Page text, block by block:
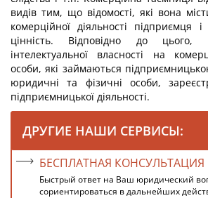
видів тим, що відомості, які вона
комерційної діяльності підприємця
цінність. Відповідно до цього,
інтелектуальної власності на
особи, які займаються
юридичні та фізичні особи,
підприємницької діяльності.
ДРУГИЕ НАШИ СЕРВИСЫ:
БЕСПЛАТНАЯ КОНСУЛЬТАЦИЯ
Быстрый ответ на Ваш юридический
сориентироваться в дальнейших